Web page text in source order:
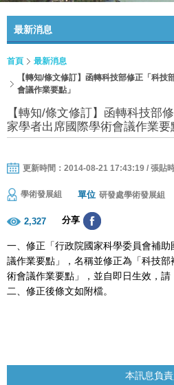
最新消息
首頁
最新消息
【轉知/條文修訂】函轉科技部修正「科
會議作業要點」
【轉知/條文修訂】函轉科技部
家學者出席國際學術會議作業要
更新時間：2014-08-21 17:43:19 / 張貼
學術發展組 單位 研發處學術發展組
2,327 分享
一、修正「行政院國家科學委員會補
議作業要點」，名稱並修正為「科技
術會議作業要點」，並自即日生效，請
二、修正後條文如附檔。
本訊息負責